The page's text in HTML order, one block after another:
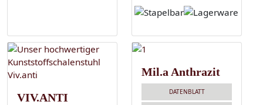
VIV.ANTI
Mil.a Anthrazit
DATENBLATT